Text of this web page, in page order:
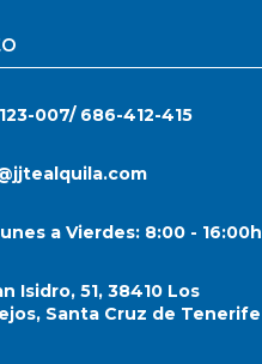
007/ 686-412-415
a Vierdes: 8:00 - 16:00h
Isidro, 51, 38410 Los
Santa Cruz de Tenerife